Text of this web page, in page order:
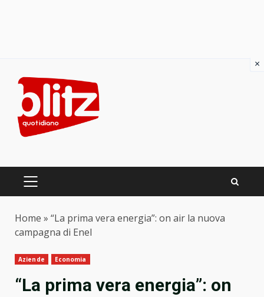
content
PRIMARY
Home » “La prima vera energia”: on air la nuova
campagna di Enel
Aziende Economia
“La prima vera energia”: on
×